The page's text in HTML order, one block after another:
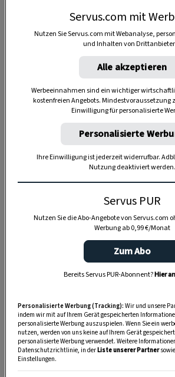
VORSPEISE
Herbstlicher Salat mit
Speck
Servus.com mit
Nutzen Sie Servus.com mit Webanalyse,
und Inhalten von
Alle akzeptieren
Werbeeinnahmen sind ein wichtiger
kostenfreien Angebots. Mindestvoraussetzung
Einwilligung für personalisierte
Personalisierte
Ihre Einwilligung ist jederzeit widerrufbar.
Nutzung deaktiviert werden.
Servus PUR
Nutzen Sie die Abo-Angebote von Servus.com
Werbung ab 0,99 €/Monat
Zum Abo
Bereits Servus PUR-Abonnent?Hier
Personalisierte Werbung (Tracking): Wir und unsere
indem wir mit auf Ihrem Gerät gespeicherten
personalisierte Werbung auszuspielen. Wenn Sie ein
nutzen, werden von uns keine auf Ihrem Gerät
personalisierte Werbung verwendet. Weitere
Datenschutzrichtlinie, in derListe unserer Partner
Einstellungen.